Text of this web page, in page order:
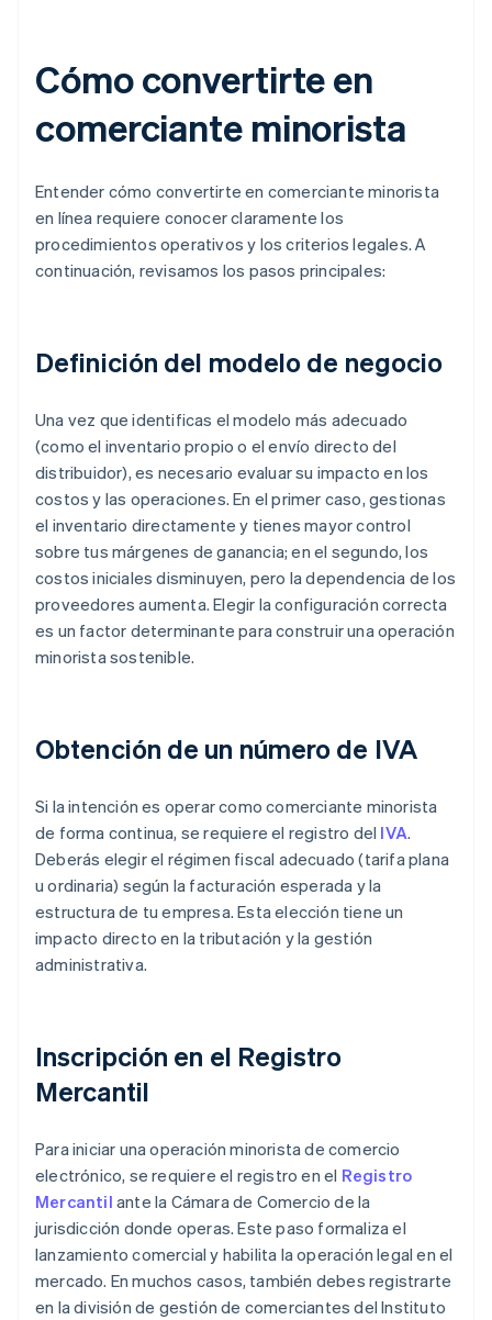
Cómo convertirte en
comerciante minorista
Entender cómo convertirte en comerciante minorista
en línea requiere conocer claramente los
procedimientos operativos y los criterios legales. A
continuación, revisamos los pasos principales:
Definición del modelo de negocio
Una vez que identificas el modelo más adecuado
(como el inventario propio o el envío directo del
distribuidor), es necesario evaluar su impacto en los
costos y las operaciones. En el primer caso, gestionas
el inventario directamente y tienes mayor control
sobre tus márgenes de ganancia; en el segundo, los
costos iniciales disminuyen, pero la dependencia de los
proveedores aumenta. Elegir la configuración correcta
es un factor determinante para construir una operación
minorista sostenible.
Obtención de un número de IVA
Si la intención es operar como comerciante minorista
de forma continua, se requiere el registro del IVA.
Deberás elegir el régimen fiscal adecuado (tarifa plana
u ordinaria) según la facturación esperada y la
estructura de tu empresa. Esta elección tiene un
impacto directo en la tributación y la gestión
administrativa.
Inscripción en el Registro
Mercantil
Para iniciar una operación minorista de comercio
electrónico, se requiere el registro en el Registro
Mercantil ante la Cámara de Comercio de la
jurisdicción donde operas. Este paso formaliza el
lanzamiento comercial y habilita la operación legal en el
mercado. En muchos casos, también debes registrarte
en la división de gestión de comerciantes del Instituto